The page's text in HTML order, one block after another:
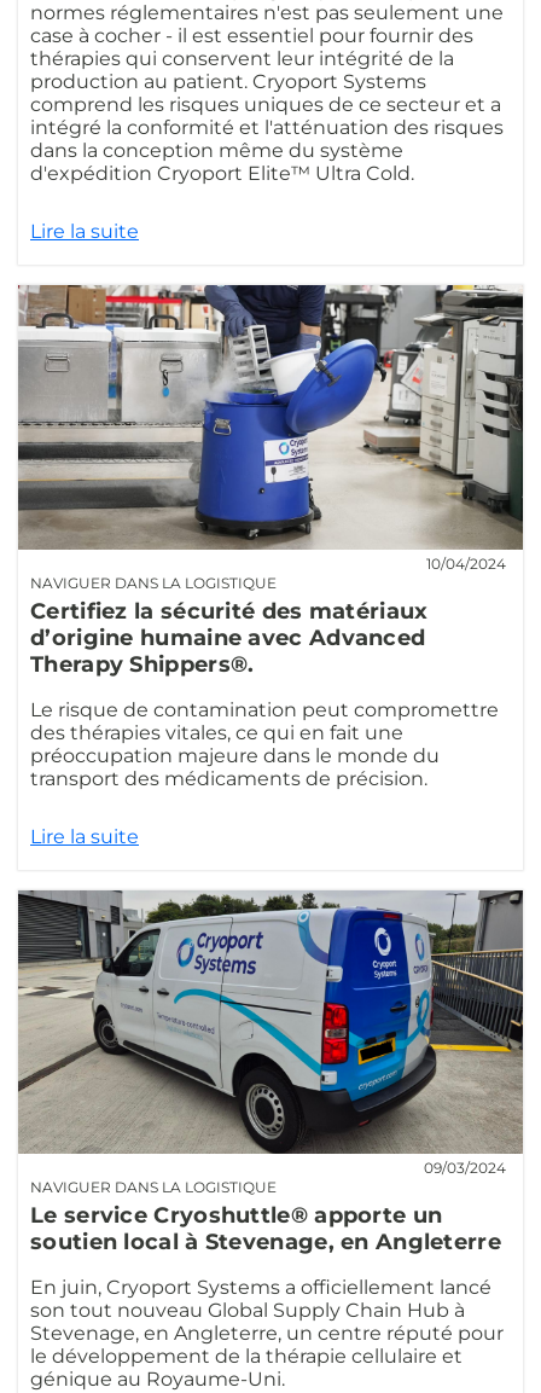
normes réglementaires n'est pas seulement une
case à cocher - il est essentiel pour fournir des
thérapies qui conservent leur intégrité de la
production au patient. Cryoport Systems
comprend les risques uniques de ce secteur et a
intégré la conformité et l'atténuation des risques
dans la conception même du système
d'expédition Cryoport Elite™ Ultra Cold.
Lire la suite
NAVIGUER DANS LA LOGISTIQUE
10/04/2024
Certifiez la sécurité des matériaux
d’origine humaine avec Advanced
Therapy Shippers®.
Le risque de contamination peut compromettre
des thérapies vitales, ce qui en fait une
préoccupation majeure dans le monde du
transport des médicaments de précision.
Lire la suite
NAVIGUER DANS LA LOGISTIQUE
09/03/2024
Le service Cryoshuttle® apporte un
soutien local à Stevenage, en Angleterre
En juin, Cryoport Systems a officiellement lancé
son tout nouveau Global Supply Chain Hub à
Stevenage, en Angleterre, un centre réputé pour
le développement de la thérapie cellulaire et
génique au Royaume-Uni.